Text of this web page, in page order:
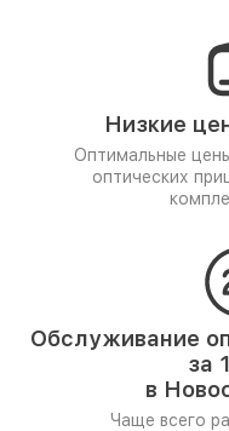
Низкие
Оптимальные
оптических
Обслуживание
за
в
Чаще всего